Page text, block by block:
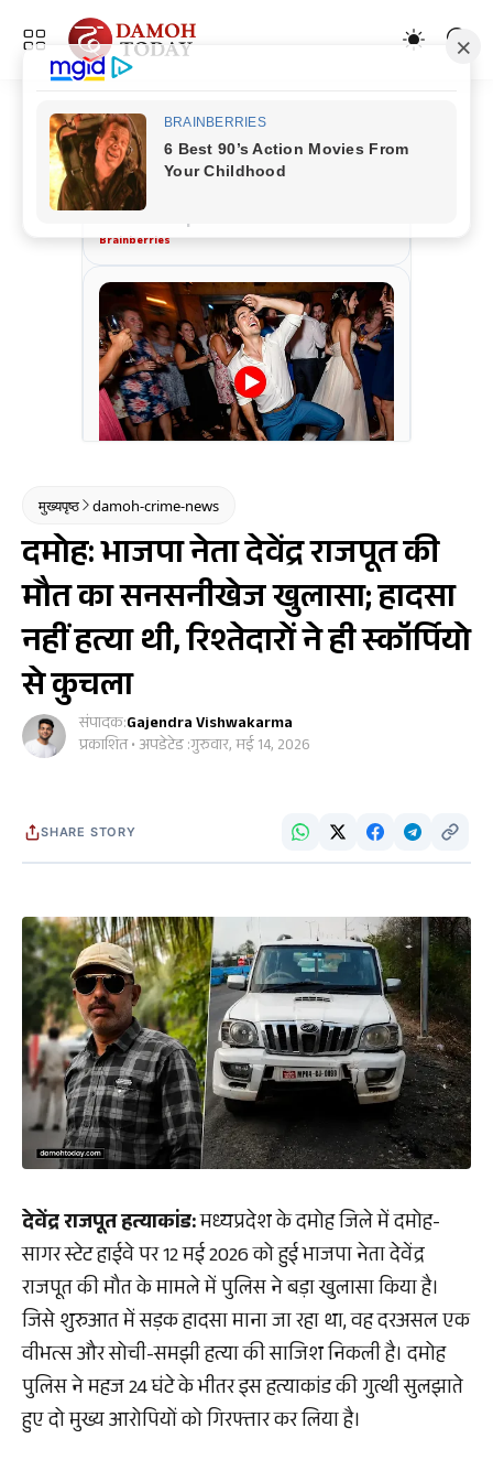
ADVERTISEMENT
मुख्यपृष्ठ damoh-crime-news
दमोह: भाजपा नेता देवेंद्र राजपूत की
मौत का सनसनीखेज खुलासा; हादसा
नहीं हत्या थी, रिश्तेदारों ने ही स्कॉर्पियो
से कुचला
संपादक:Gajendra Vishwakarma
प्रकाशित • अपडेटेड :गुरुवार, मई 14, 2026
SHARE STORY
देवेंद्र राजपूत हत्याकांड:मध्यप्रदेश के दमोह जिले में दमोह-
सागर स्टेट हाईवे पर 12 मई 2026 को हुई भाजपा नेता देवेंद्र
राजपूत की मौत के मामले में पुलिस ने बड़ा खुलासा किया है।
जिसे शुरुआत में सड़क हादसा माना जा रहा था, वह दरअसल एक
वीभत्स और सोची-समझी हत्या की साजिश निकली है। दमोह
पुलिस ने महज 24 घंटे के भीतर इस हत्याकांड की गुत्थी सुलझाते
हुए दो मुख्य आरोपियों को गिरफ्तार कर लिया है।